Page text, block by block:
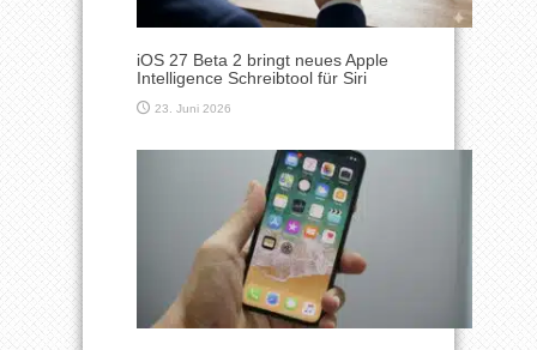
iOS 27 Beta 2 bringt neues Apple
Intelligence Schreibtool für Siri
23. Juni 2026